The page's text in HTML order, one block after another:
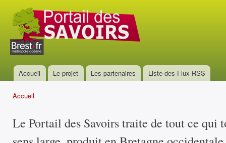
Portail
des
savoirs
Menu principal
Accueil Le projet Les partenaires Liste des Flux RSS
Accueil
Le Portail des Savoirs traite de tout ce qui